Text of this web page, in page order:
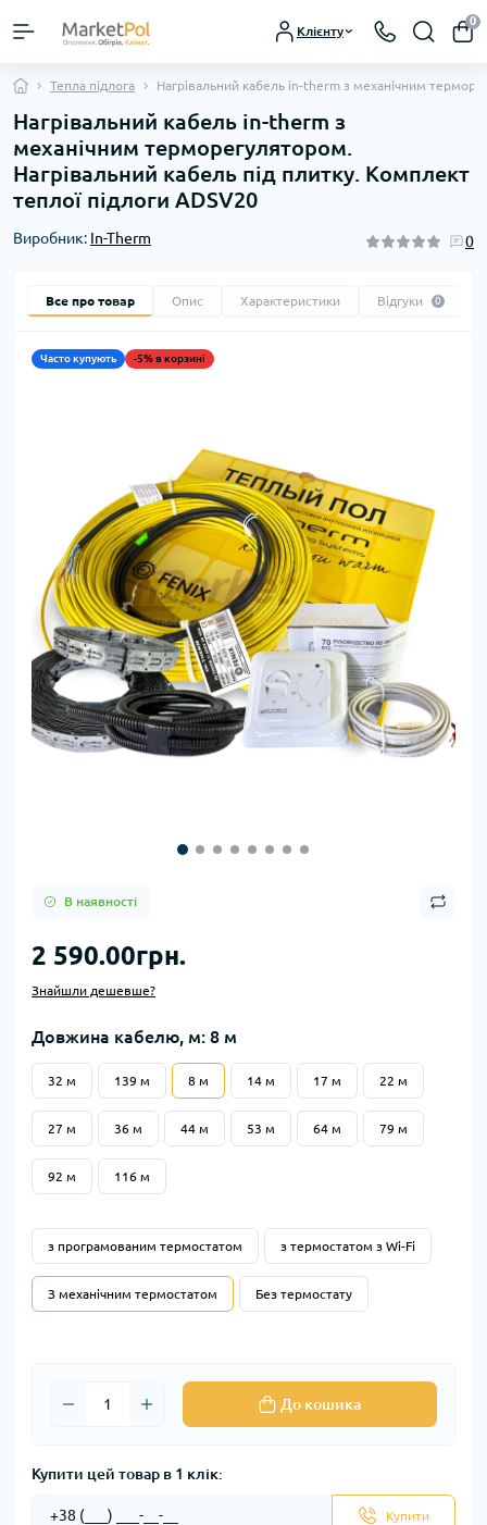
Клієнту
0
Тепла підлога Нагрівальний кабель in-therm з механічним
Нагрівальний кабель in-therm з
механічним терморегулятором.
Нагрівальний кабель під плитку. Комплект
теплої підлоги ADSV20
Виробник: In-Therm 0
Все про товар Опис Характеристики Відгуки 0
Часто купують -5% в корзині
В наявності
2 590.00грн.
Знайшли дешевше?
Довжина кабелю, м: 8 м
32 м 139 м 8 м 14 м 17 м 22 м
27 м 36 м 44 м 53 м 64 м 79 м
92 м 116 м
з програмованим термостатом з термостатом з Wi-Fi
З механічним термостатом Без термостату
До кошика
Купити цей товар в 1 клік:
Купити